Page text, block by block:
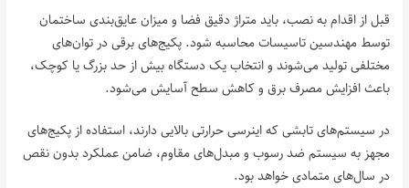
قبل از اقدام به نصب، باید متراژ دقیق فضا و میزان عایق‌بندی ساختمان
توسط مهندسین تاسیسات محاسبه شود. پکیج‌های برقی در توان‌های
مختلفی تولید می‌شوند و انتخاب یک دستگاه بیش از حد بزرگ یا کوچک،
باعث افزایش مصرف برق و کاهش سطح آسایش می‌شود.
در سیستم‌های تابشی که اینرسی حرارتی بالایی دارند، استفاده از پکیج‌های
مجهز به سیستم ضد رسوب و مبدل‌های مقاوم، ضامن عملکرد بدون نقص
در سال‌های متمادی خواهد بود.